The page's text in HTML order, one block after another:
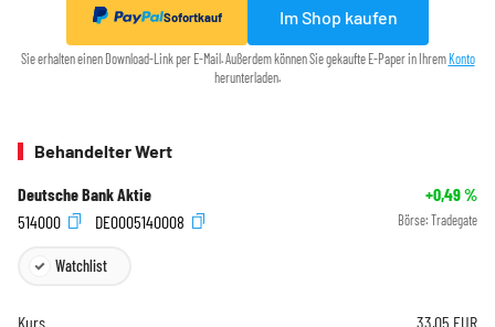
Sofortkauf Im Shop kaufen
Sie erhalten einen Download-Link per E-Mail. Außerdem können Sie gekaufte E-Paper in Ihrem Konto
herunterladen.
Behandelter Wert
Deutsche Bank Aktie +0,49%
514000
DE0005140008 Börse: Tradegate
Watchlist
Kurs 33,05 EUR